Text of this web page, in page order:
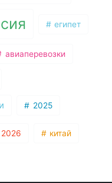
египет
авиаперевозки
2025
2026 китай